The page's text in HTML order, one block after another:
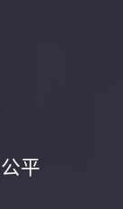
平